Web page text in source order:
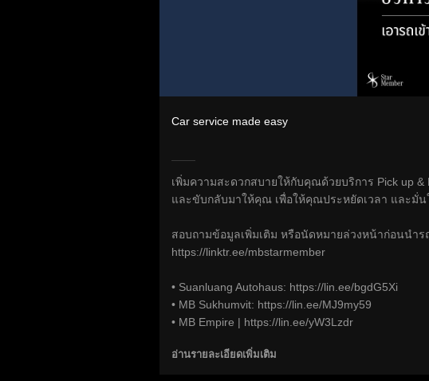
Car service made easy
เพิ่มความสะดวกสบายให้กับคุณด้วยบริการ Pick up
และขับกลับมาให้คุณ เพื่อให้คุณประหยัดเวลา และมั่
สอบถามข้อมูลเพิ่มเติม หรือนัดหมายล่วงหน้าก่อนนำร
https://linktr.ee/mbstarmember
• Suanluang Autohaus: https://lin.ee/bgdG5Xi
• MB Sukhumvit: https://lin.ee/MJ9my59
• MB Empire | https://lin.ee/yW3Lzdr
อ่านรายละเอียดเพิ่มเติม